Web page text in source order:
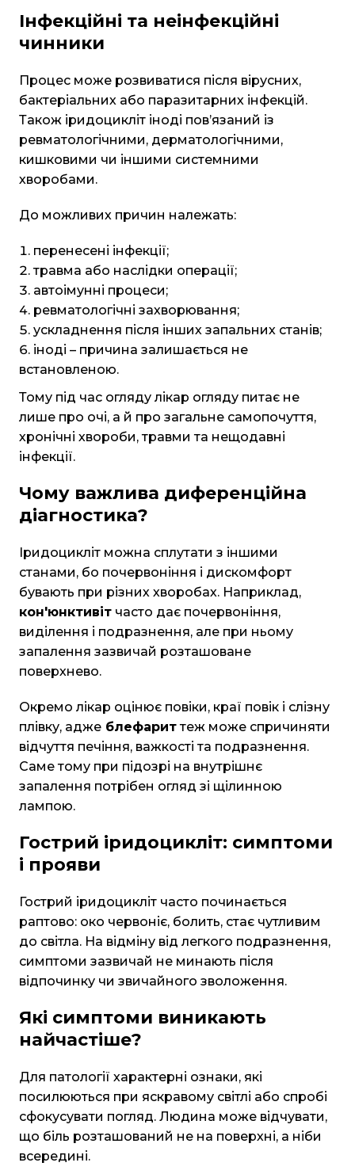
Інфекційні та неінфекційні
чинники
Процес може розвиватися після вірусних,
бактеріальних або паразитарних інфекцій.
Також іридоцикліт іноді пов’язаний із
ревматологічними, дерматологічними,
кишковими чи іншими системними
хворобами.
До можливих причин належать:
перенесені інфекції;
травма або наслідки операції;
автоімунні процеси;
ревматологічні захворювання;
ускладнення після інших запальних станів;
іноді – причина залишається не
встановленою.
Тому під час огляду лікар огляду питає не
лише про очі, а й про загальне самопочуття,
хронічні хвороби, травми та нещодавні
інфекції.
Чому важлива диференційна
діагностика?
Іридоцикліт можна сплутати з іншими
станами, бо почервоніння і дискомфорт
бувають при різних хворобах. Наприклад,
кон'юнктивіт часто дає почервоніння,
виділення і подразнення, але при ньому
запалення зазвичай розташоване
поверхнево.
Окремо лікар оцінює повіки, краї повік і слізну
плівку, адже блефариттеж може спричиняти
відчуття печіння, важкості та подразнення.
Саме тому при підозрі на внутрішнє
запалення потрібен огляд зі щілинною
лампою.
Гострий іридоцикліт: симптоми
і прояви
Гострий іридоцикліт часто починається
раптово: око червоніє, болить, стає чутливим
до світла. На відміну від легкого подразнення,
симптоми зазвичай не минають після
відпочинку чи звичайного зволоження.
Які симптоми виникають
найчастіше?
Для патології характерні ознаки, які
посилюються при яскравому світлі або спробі
сфокусувати погляд. Людина може відчувати,
що біль розташований не на поверхні, а ніби
всередині.